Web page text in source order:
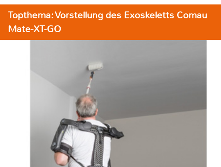
Topthema: Vorstellung des Exoskeletts Comau
Mate-XT-GO